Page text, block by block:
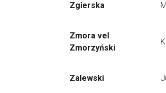
Zgierska
Zmora vel
Zmorzyński
Zalewski